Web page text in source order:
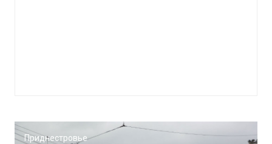
Приднестровье